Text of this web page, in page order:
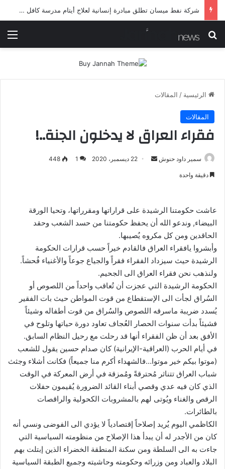
شرطة ميسان تلقي القبض على مطلقي العيارات النارية أثناء تشييع جنائزي في العمارة
بحث عن
الرئيسية / المقالات
المقالات
فقراء العراق لا يدخلون الجنة..!
سمير داود حنوش
أرسل 22 ديسمبر، 2020 1
448
دقيقة واحدة
عاشت حكومتنا الرشيدة على قراراتها ومقرراتها، وتحيا الورقة
البيضاء, وندعو الله أن يحفظ حكومتنا من حسد الشعب وحقد
الحاقدين ومن كل مكروه يُصيبها.
وأبشروا يافقراء العراق فالقادم خيراً حسب قرارات الحكومة
الرشيدة حيث سيزداد الفقراء فقراً والجياع جوعاً والأغنياء فُحشاً.
ولنذهب نحن فقراء العراق الى الجحيم.
الحكومة الرشيدة التي عجزت أن تُعاقب واحداً من اللصوص أو
السُراق لجأت الى الإستقطاع من قوت المواطن حيث بات الفقير
يُسدد ضريبة ماسرقه اللصوص والسُراق من قوت أطفاله وشيئاً
فشيئاً بدأت سنوات الحصار العُجاف تعاود دورة حياتها وتلوح في
الأفق بعد أن ظن الفقراء أنها قد رحلت مع رحيل النظام السابق.
في أيام الحرب (العراقية-الإيرانية) كان صدام حسين يقول للشعب
(موتوا بيكم خير موتوا…فالشهداء أكرم منا جميعاً) فكانت أشلاء وجثث
شباب العراق تتناثر مُحترقةً ومُمزقة في أرض المعركة في الوقت
الذي كان فيه عدي وقصي أبناء القائد الضرورة يُقيمون حفلات
الرقص والغناء ويُوتى لهم بالمشروبات الكحولية والراقصات
بالطائرات.
الكاظمي اليوم يُريد إصلاحاً إقتصادياً لا يؤدي الى الفوضى ونسي أنه
كان من الأجدر له أن يبدأ هذا الإصلاح من منظومته السياسية التي
جاءت به الى السلطة ومن سكنة المنطقة الخضراء الذين إبتلت بهم
البلاد والعباد ومن وزرائه وحكومته وحاشيته وجميع الطبقة السياسية